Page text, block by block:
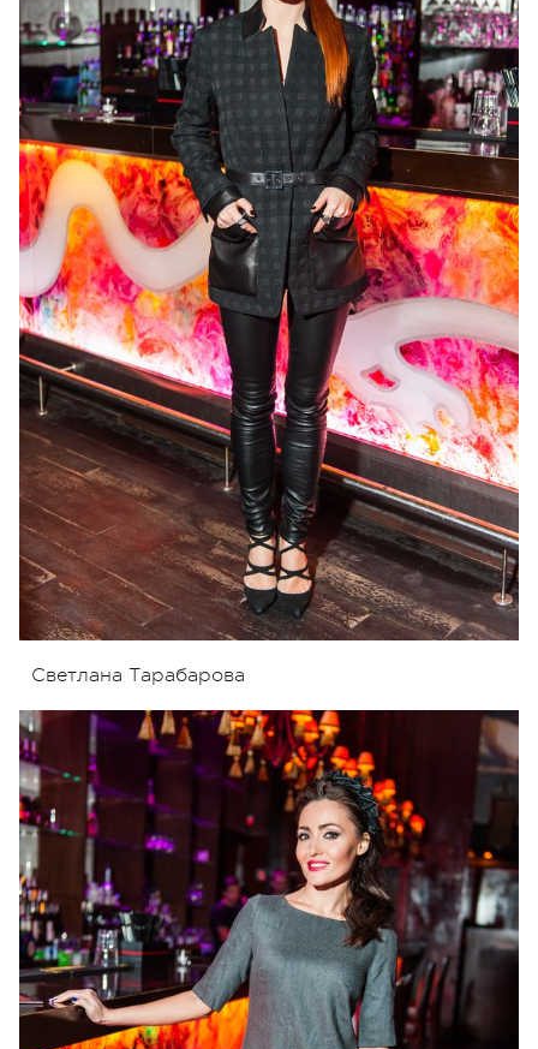
Светлана Тарабарова